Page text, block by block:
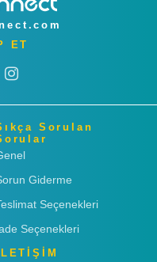
ET
Sorulan
Giderme
Seçenekleri
Seçenekleri
İLETİŞİM